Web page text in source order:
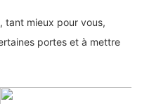
tant mieux pour vous,
portes et à mettre